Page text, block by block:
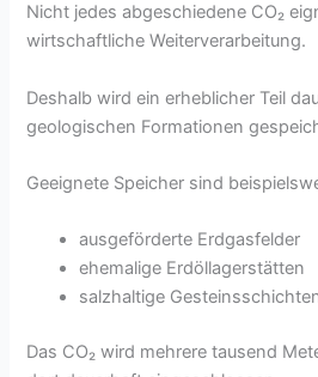
Nicht jedes abgeschiedene CO₂
wirtschaftliche Weiterverarbeitung.
Deshalb wird ein erheblicher Teil
geologischen Formationen
Geeignete Speicher sind
ausgeförderte Erdgasfelder
ehemalige Erdöllagerstätten
salzhaltige
Das CO₂ wird mehrere tausend